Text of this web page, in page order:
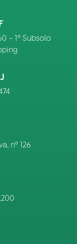
– 1º Subsolo
nº 126